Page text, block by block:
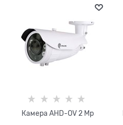
Камера AHD-OV 2 Mp